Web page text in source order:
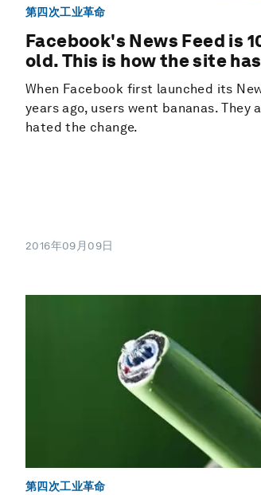
第四次工业革命
Facebook's News Feed is
old. This is how the site
When Facebook first launched its
years ago, users went bananas. They
hated the change.
2016年09月09日
第四次工业革命